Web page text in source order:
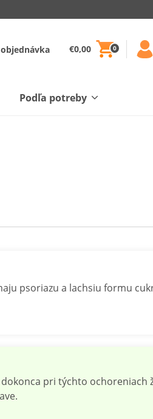
€0,00 0
Podľa potreby
psoriazu a lachsiu formu
pri týchto ochoreniach